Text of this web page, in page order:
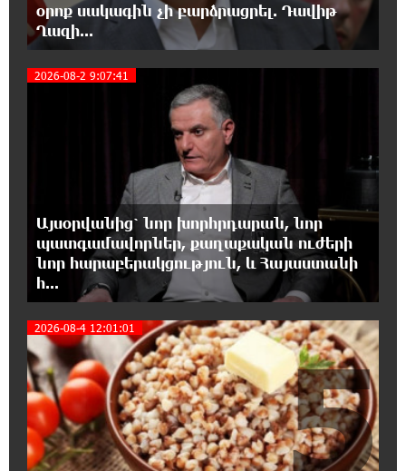
17:31:07 7-08-2026
ապօրինություն կա, անասելի ցավ եմ զգում.
17:30:48 7-08-2026
Արժանապատիվ դատավորը ինքնաբացարկ
հայտնեց և հրաժարվեց քննել գործն ու
դատել կաթողիկոսին. Մարիաննա Ղահրամանյան
17:07:39 7-08-2026
Նարեկ Կարապետյանը` Կաթողիկոսին
հեռացնել փորձելու մասին
16:57:42 7-08-2026
«ՀայաՔվեն» կանգնած է Հայ առաքելական
եկեղեցու պաշտպանության առաջնագծում.
մաս 3
16:50:26 7-08-2026
Վարչապետ լինել, չի նշանակում ինչ ուզել
օրոք սակագին չի բարձրացրել. Դավիթ
Ղազի...
2026-08-2 9:07:41
Այսօրվանից՝ նոր խորհրդարան, նոր
պատգամավորներ, քաղաքական ուժերի
նոր հարաբերակցություն, և Հայաստանի
հ...
4
2026-08-4 12:01:01
5